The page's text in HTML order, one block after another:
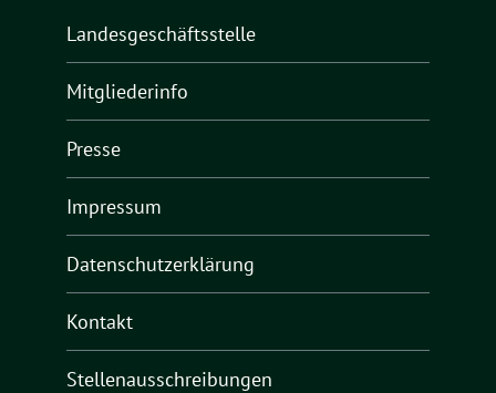
Landesgeschäftsstelle
Mitgliederinfo
Presse
Impressum
Datenschutzerklärung
Kontakt
Stellenausschreibungen